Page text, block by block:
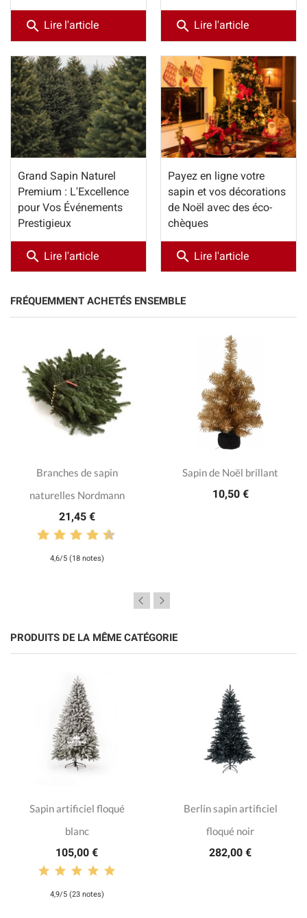
search Lire l'article search Lire l'article
Grand Sapin Naturel
Premium : L'Excellence
pour Vos Événements
Prestigieux
search Lire l'article
Payez en ligne votre
sapin et vos décorations
de Noël avec des éco-
chèques
search Lire l'article
FRÉQUEMMENT ACHETÉS ENSEMBLE
Branches de sapin
naturelles Nordmann
21,45 €
4,6/5 (18 notes)
Sapin de Noël brillant
10,50 €
PRODUITS DE LA MÊME CATÉGORIE
Sapin artificiel floqué
blanc
105,00 €
4,9/5 (23 notes)
Berlin sapin artificiel
floqué noir
282,00 €